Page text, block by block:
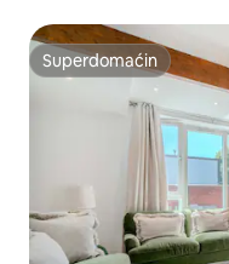
Superdomaćin
Superdomaćin